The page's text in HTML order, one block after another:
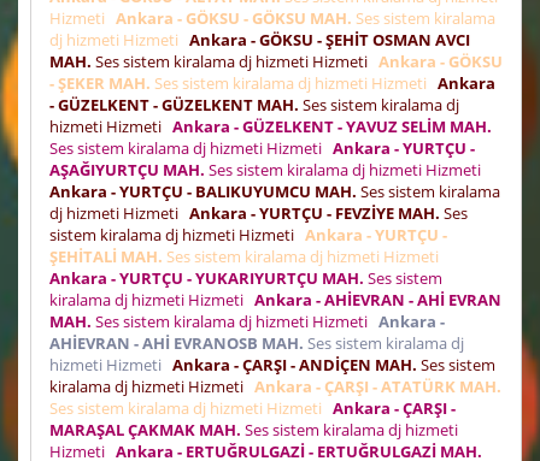
Hizmeti Ankara - GÖKSU - GÖKSU MAH. Ses sistem kiralama
dj hizmeti Hizmeti Ankara - GÖKSU - ŞEHİT OSMAN AVCI
MAH. Ses sistem kiralama dj hizmeti Hizmeti Ankara - GÖKSU
- ŞEKER MAH. Ses sistem kiralama dj hizmeti Hizmeti Ankara
- GÜZELKENT - GÜZELKENT MAH. Ses sistem kiralama dj
hizmeti Hizmeti Ankara - GÜZELKENT - YAVUZ SELİM MAH.
Ses sistem kiralama dj hizmeti Hizmeti Ankara - YURTÇU -
AŞAĞIYURTÇU MAH. Ses sistem kiralama dj hizmeti Hizmeti
Ankara - YURTÇU - BALIKUYUMCU MAH. Ses sistem kiralama
dj hizmeti Hizmeti Ankara - YURTÇU - FEVZİYE MAH. Ses
sistem kiralama dj hizmeti Hizmeti Ankara - YURTÇU -
ŞEHİTALİ MAH. Ses sistem kiralama dj hizmeti Hizmeti
Ankara - YURTÇU - YUKARIYURTÇU MAH. Ses sistem
kiralama dj hizmeti Hizmeti Ankara - AHİEVRAN - AHİ EVRAN
MAH. Ses sistem kiralama dj hizmeti Hizmeti Ankara -
AHİEVRAN - AHİ EVRANOSB MAH. Ses sistem kiralama dj
hizmeti Hizmeti Ankara - ÇARŞI - ANDİÇEN MAH. Ses sistem
kiralama dj hizmeti Hizmeti Ankara - ÇARŞI - ATATÜRK MAH.
Ses sistem kiralama dj hizmeti Hizmeti Ankara - ÇARŞI -
MARAŞAL ÇAKMAK MAH. Ses sistem kiralama dj hizmeti
Hizmeti Ankara - ERTUĞRULGAZİ - ERTUĞRULGAZİ MAH.